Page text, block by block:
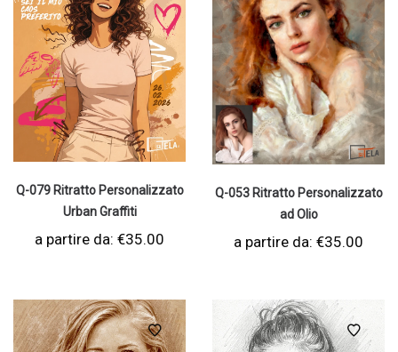
Q-079 Ritratto Personalizzato
Urban Graffiti
a partire da: €35.00
Q-053 Ritratto Personalizzato
ad Olio
a partire da: €35.00